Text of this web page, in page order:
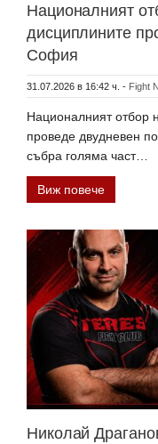
Националният
дисциплините
София
31.07.2026 в 16:42 ч. - Fight
Националният отбор
проведе двудневен
събра голяма част…
Виж повече
Николай